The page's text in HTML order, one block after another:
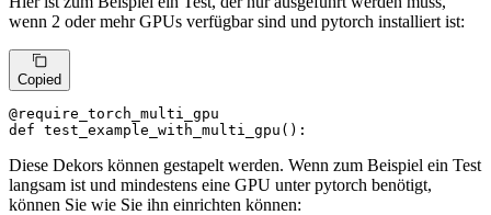
wenn 2 oder mehr GPUs verfügbar sind und pytorch installiert ist:
Copied
@require_torch_multi_gpu
def test_example_with_multi_gpu ():
Diese Dekors können gestapelt werden. Wenn zum Beispiel ein Test
langsam ist und mindestens eine GPU unter pytorch benötigt,
können Sie wie Sie ihn einrichten können: